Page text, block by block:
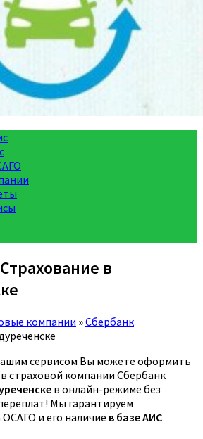
в
компании »Сбербанк
сервисом Вы можете оформить
страховой компании Сбербанк
в онлайн-режиме без
Мы гарантируем
ОСАГО и его наличие в базе АИС